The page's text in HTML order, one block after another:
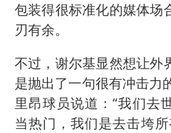
包装得很标准化的媒体场
刃有余。
不过，谢尔基显然想让外
是抛出了一句很有冲击力
里昂球员说道：“我们去
当热门，我们是去击垮